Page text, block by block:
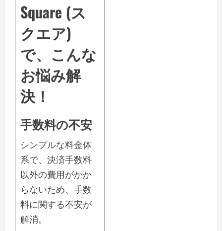
Square (ス
クエア)
で、こんな
お悩み解
決！
手数料の不安
シンプルな料金体
系で、決済手数料
以外の費用がかか
らないため、手数
料に関する不安が
解消。